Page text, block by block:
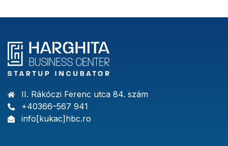
II. Rákóczi Ferenc utca 84. szám
+40366–567 941
info[kukac]hbc.ro